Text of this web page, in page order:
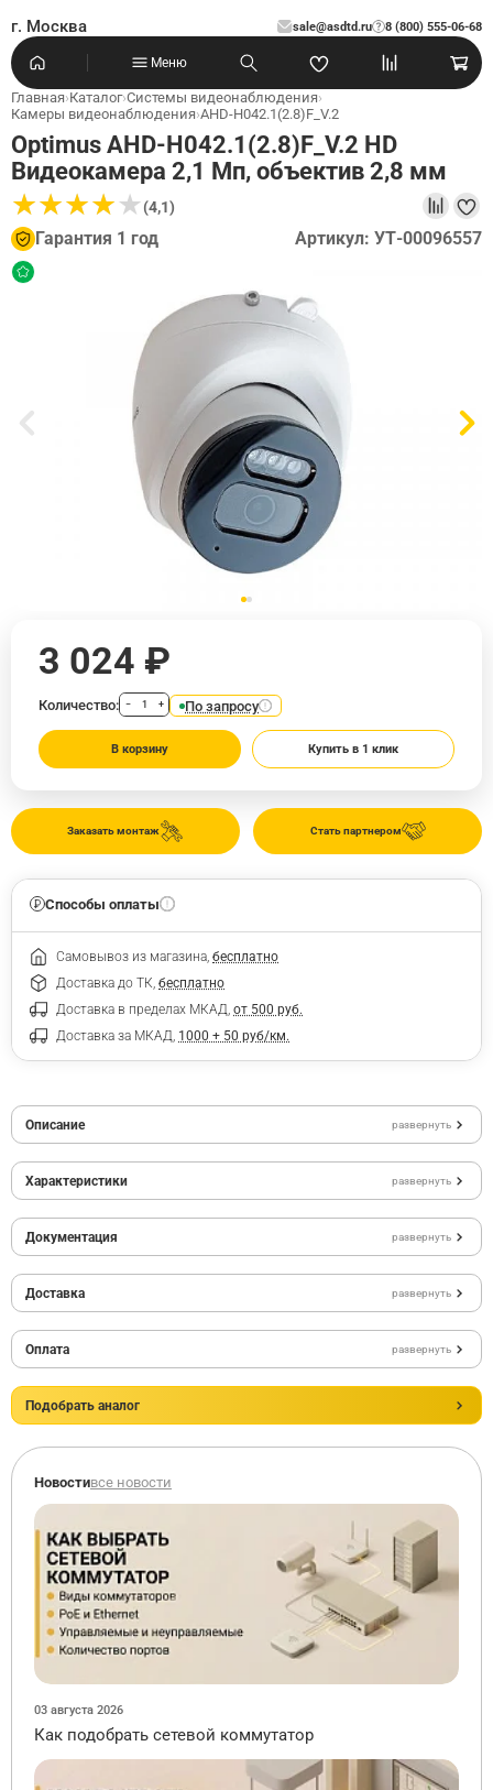
г. Москва sale@asdtd.ru 8 (800) 555-06-68
?
Меню
Главная›Каталог›Системы видеонаблюдения›
Камеры видеонаблюдения›AHD-H042.1(2.8)F_V.2
Optimus AHD-H042.1(2.8)F_V.2 HD
Видеокамера 2,1 Мп, объектив 2,8 мм
★★★★★
★★★★★(4,1)
Гарантия 1 год Артикул: УТ-00096557
Стать партнером
Заказать монтаж
3 024 ₽
Количество: − + По запросу
В корзину Купить в 1 клик
Способы оплаты
Самовывоз из магазина, бесплатно
Доставка до ТК, бесплатно
Доставка в пределах МКАД, от 500 руб.
Доставка за МКАД, 1000 + 50 руб/км.
Описание развернуть
Характеристики развернуть
Документация развернуть
Доставка развернуть
Оплата развернуть
Подобрать аналог
Новостивсе новости
03 августа 2026
Как подобрать сетевой коммутатор